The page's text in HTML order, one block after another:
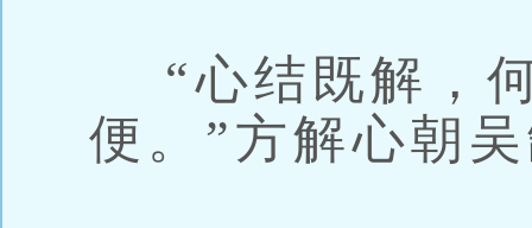
“心结既解，
便。”方解心朝